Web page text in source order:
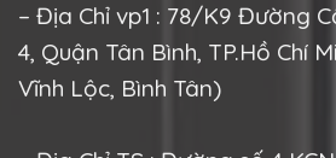
– Địa Chỉ vp1 : 78/K9 Đường
4, Quận Tân Bình, TP.Hồ Chí
Vĩnh Lộc, Bình Tân)